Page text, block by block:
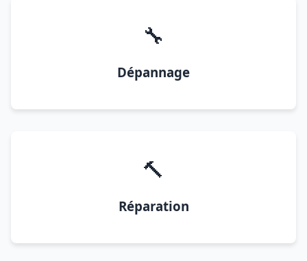
🔧
Dépannage
🔨
Réparation